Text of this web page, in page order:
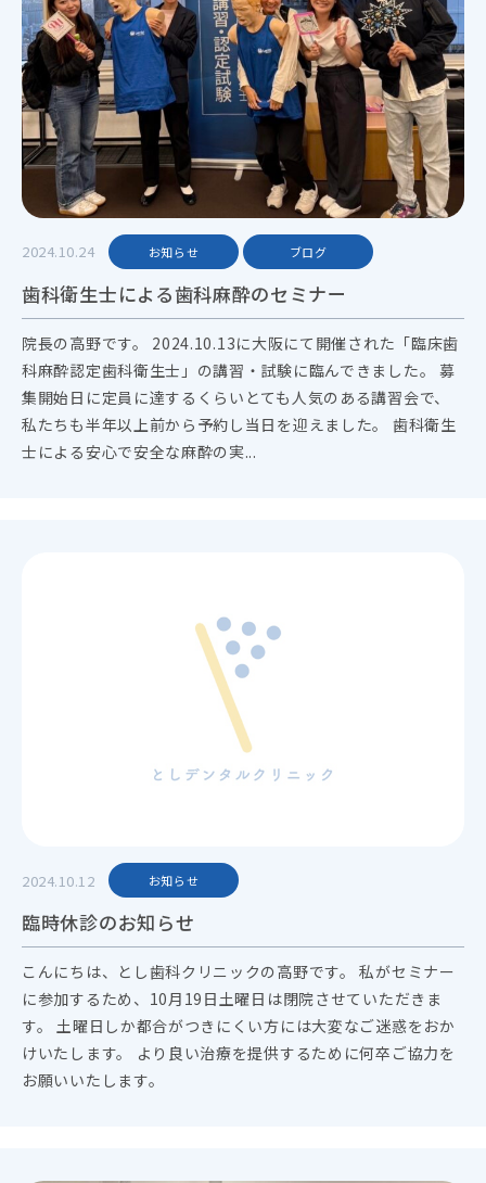
2024.10.24 お知らせ ブログ
歯科衛生士による歯科麻酔のセミナー
院長の高野です。 2024.10.13に大阪にて開催された「臨床歯
科麻酔認定歯科衛生士」の講習・試験に臨んできました。 募
集開始日に定員に達するくらいとても人気のある講習会で、
私たちも半年以上前から予約し当日を迎えました。 歯科衛生
士による安心で安全な麻酔の実...
2024.10.12 お知らせ
臨時休診のお知らせ
こんにちは、とし歯科クリニックの高野です。 私がセミナー
に参加するため、10月19日土曜日は閉院させていただきま
す。 土曜日しか都合がつきにくい方には大変なご迷惑をおか
けいたします。 より良い治療を提供するために何卒ご協力を
お願いいたします。